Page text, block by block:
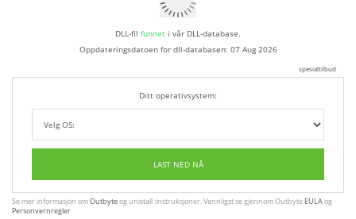
DLL-fil funnet i vår DLL-database.
Oppdateringsdatoen for dll-databasen: 07 Aug 2026
spesialtilbud
Ditt operativsystem:
LAST NED NÅ
Se mer informasjon omOutbyteog unistall :instruksjoner. Vennligst se gjennom Outbyte EULAog
Personvernregler